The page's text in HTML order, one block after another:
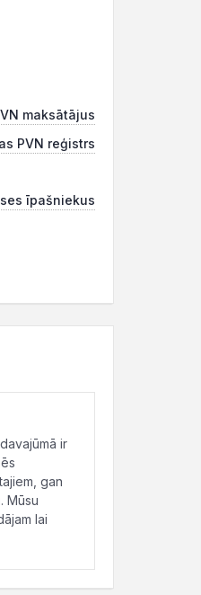
maksātājus
PVN reģistrs
īpašniekus
ir
gan
Mūsu
lai